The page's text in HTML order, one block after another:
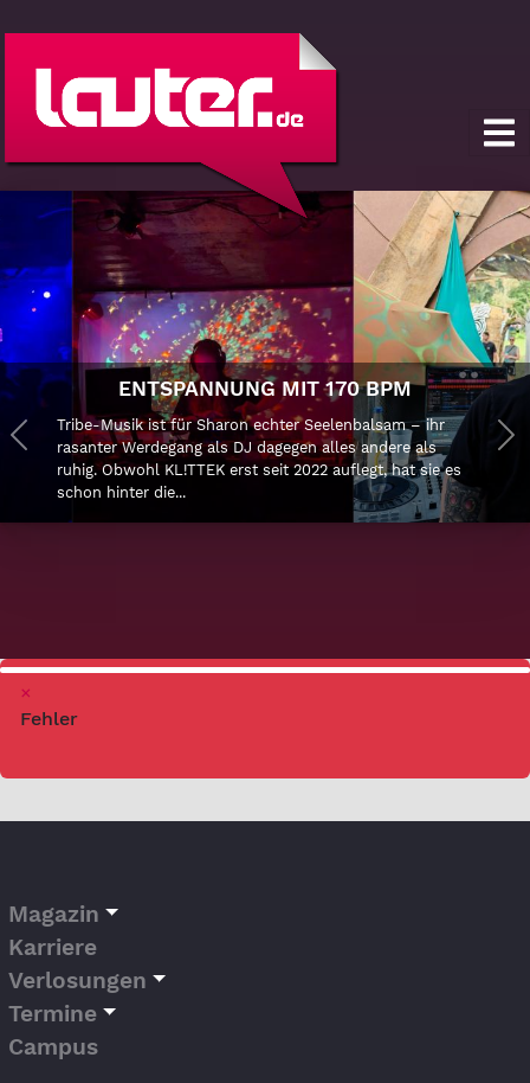
ENTSPANNUNG MIT 170 BPM
Tribe-Musik ist für Sharon echter Seelenbalsam – ihr
rasanter Werdegang als DJ dagegen alles andere als
ruhig. Obwohl KL!TTEK erst seit 2022 auflegt, hat sie es
schon hinter die...
Previous
×
Fehler
Magazin
Karriere
Verlosungen
Termine
Campus